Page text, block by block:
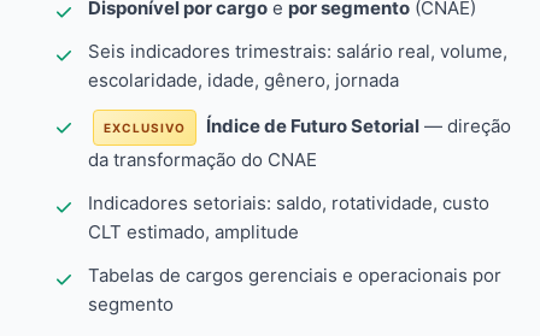
Disponível por cargo e por segmento (CNAE)
Seis indicadores trimestrais: salário real, volume,
escolaridade, idade, gênero, jornada
EXCLUSIVO Índice de Futuro Setorial — direção
da transformação do CNAE
Indicadores setoriais: saldo, rotatividade, custo
CLT estimado, amplitude
Tabelas de cargos gerenciais e operacionais por
segmento